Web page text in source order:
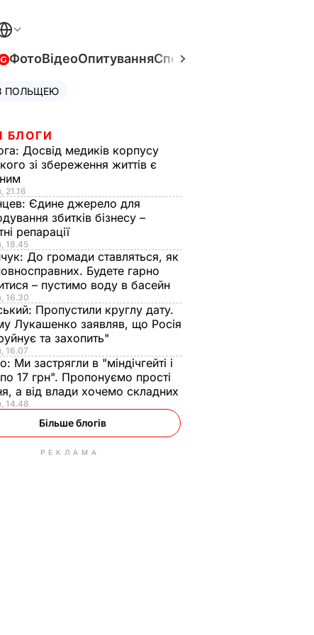
ФотоВідеоОпитуванняСпецпроєкти
ПОЛЬЩЕЮ
БЛОГИ
Досвід медиків корпусу
зі збереження життів є
21.16
Єдине джерело для
збитків бізнесу –
репарації
18.45
До громади ставляться, як
Будете гарно
– пустимо воду в басейн
16.30
Пропустили круглу дату.
Лукашенко заявляв, що Росія
та захопить"
16.07
Ми застрягли в "міндічгейті і
17 грн". Пропонуємо прості
а від влади хочемо складних
14.48
Більше блогів
РЕКЛАМА